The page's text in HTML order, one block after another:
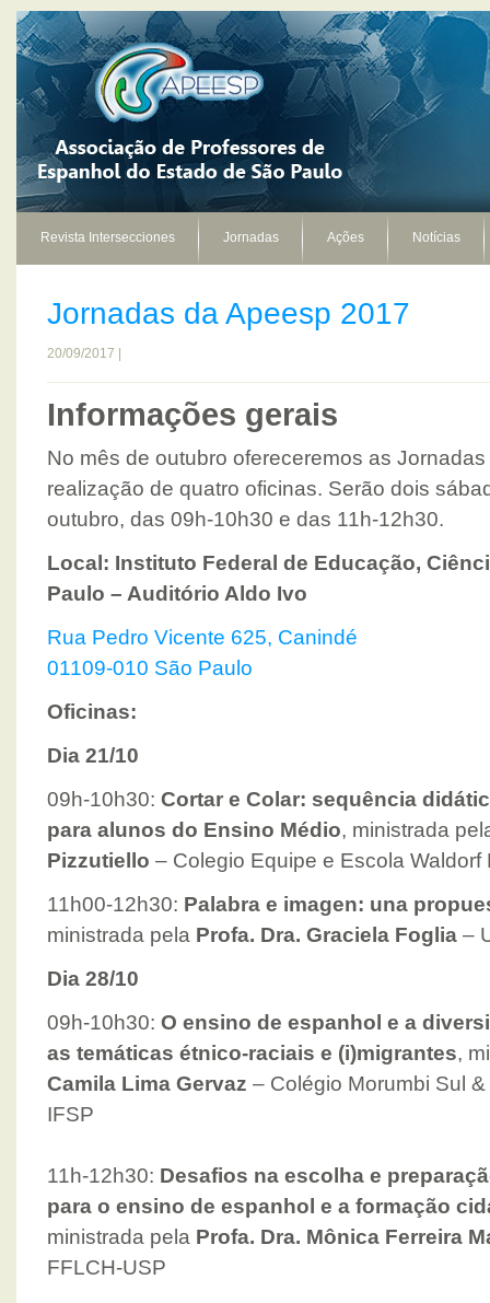
Revista Intersecciones Jornadas Ações Notícias
Jornadas da Apeesp 2017
20/09/2017 |
Informações gerais
No mês de outubro ofereceremos as
realização de quatro oficinas. Serão dois
outubro, das 09h-10h30 e das 11h-12h30.
Local: Instituto Federal de Educação,
Paulo – Auditório Aldo Ivo
Rua Pedro Vicente 625, Canindé
01109-010 São Paulo
Oficinas:
Dia 21/10
09h-10h30: Cortar e Colar: sequência
para alunos do Ensino Médio, ministrada
Pizzutiello – Colegio Equipe e Escola Waldorf
11h00-12h30: Palabra e imagen: una
ministrada pela Profa. Dra. Graciela Foglia –
Dia 28/10
09h-10h30: O ensino de espanhol e a
as temáticas étnico-raciais e (i)migrantes,
Camila Lima Gervaz – Colégio Morumbi Sul &
IFSP
11h-12h30: Desafios na escolha e
para o ensino de espanhol e a formação
ministrada pela Profa. Dra. Mônica Ferreira
FFLCH-USP